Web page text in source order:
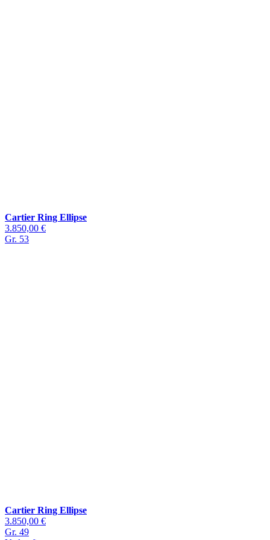
Cartier Ring Ellipse
3.850,00 €
Gr. 53
Cartier Ring Ellipse
3.850,00 €
Gr. 49